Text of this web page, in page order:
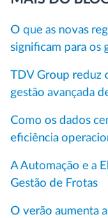
O que as novas
significam para os
TDV Group reduz
gestão avançada
Como os dados
eficiência
A Automação e a
Gestão de Frotas
O verão aumenta